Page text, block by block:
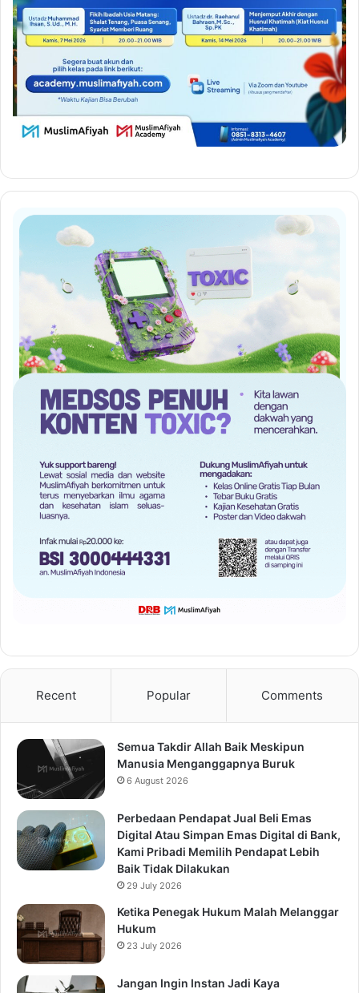
Recent Popular Comments
Semua Takdir Allah Baik Meskipun
Manusia Menganggapnya Buruk
6 August 2026
Perbedaan Pendapat Jual Beli Emas
Digital Atau Simpan Emas Digital di Bank,
Kami Pribadi Memilih Pendapat Lebih
Baik Tidak Dilakukan
29 July 2026
Ketika Penegak Hukum Malah Melanggar
Hukum
23 July 2026
Jangan Ingin Instan Jadi Kaya